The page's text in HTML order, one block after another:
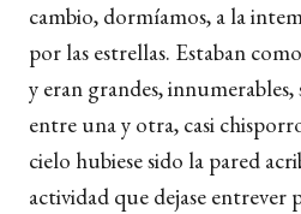
cambio, dormíamos, a la
por las estrellas. Estaban
y eran grandes,
entre una y otra, casi
cielo hubiese sido la pared
actividad que dejase entrever